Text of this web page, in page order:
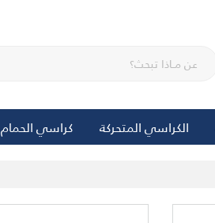
الكراسي المتحركة كراسي الحمام